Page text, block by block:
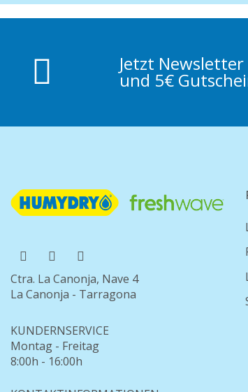
Jetzt
und 5€
Ctra. La Canonja, Nave 4
La Canonja - Tarragona
KUNDERNSERVICE
Montag - Freitag
8:00h - 16:00h